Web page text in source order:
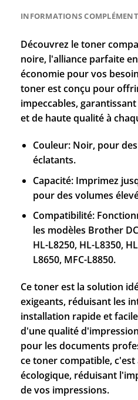
INFORMATIONS
Découvrez le toner
noire, l'alliance parfaite
économie pour vos
toner est conçu pour
impeccables,
et de haute qualité à
Couleur: Noir, pour
éclatants.
Capacité: Imprimez
pour des volumes
Compatibilité:
les modèles Brother
HL-L8250, HL-L8350,
L8650, MFC-L8850.
Ce toner est la solution
exigeants, réduisant les
installation rapide et
d'une qualité
pour les documents
ce toner compatible,
écologique, réduisant
de vos impressions.